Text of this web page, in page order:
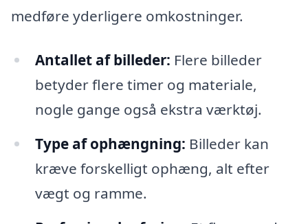
medføre yderligere omkostninger.
Antallet af billeder: Flere billeder
betyder flere timer og materiale,
nogle gange også ekstra værktøj.
Type af ophængning: Billeder kan
kræve forskelligt ophæng, alt efter
vægt og ramme.